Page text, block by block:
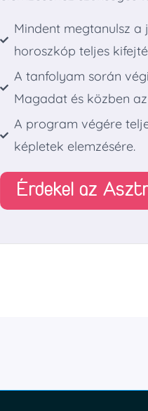
Mindent megtanulsz
horoszkóp teljes
A tanfolyam során
Magadat és közben
A program végére
képletek elemzésére.
Érdekel az